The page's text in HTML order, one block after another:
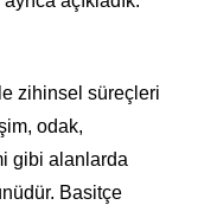
zihinsel süreçleri
odak,
gibi alanlarda
Basitçe